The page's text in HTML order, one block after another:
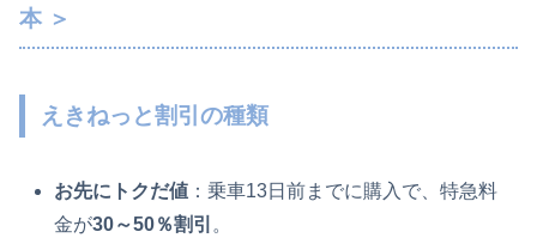
本 ＞
えきねっと割引の種類
お先にトクだ値 ：乗車13日前までに購入で、特急料
金が30～50％割引 。